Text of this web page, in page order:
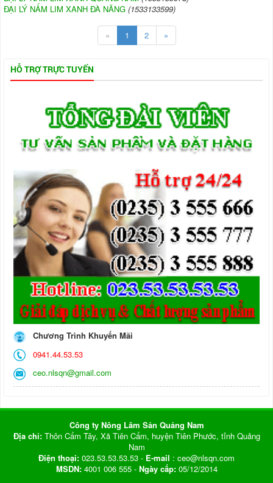
ĐẠI LÝ NẤM LIM XANH ĐÀ NÃNG (1533133599)
« 1 2 »
HỖ TRỢ TRỰC TUYẾN
Chương Trình Khuyến Mãi
0941.44.53.53
ceo.nlsqn@gmail.com
Công ty Nông Lâm Sản Quảng Nam
Địa chỉ:Thôn Cẩm Tây, Xã Tiên Cẩm, huyện Tiên Phước, tỉnh Quảng
Nam
Điện thoại: 023.53.53.53.53 - E-mail : ceo@nlsqn.com
MSDN:4001 006 555 - Ngày cấp:05/12/2014